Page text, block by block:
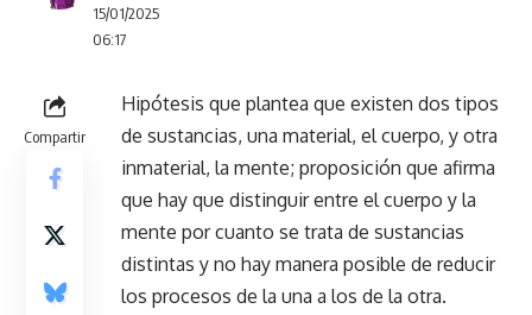
15/01/2025
06:17
Compartir
Hipótesis que plantea que existen dos tipos
de sustancias, una material, el cuerpo, y otra
inmaterial, la mente; proposición que afirma
que hay que distinguir entre el cuerpo y la
mente por cuanto se trata de sustancias
distintas y no hay manera posible de reducir
los procesos de la una a los de la otra.